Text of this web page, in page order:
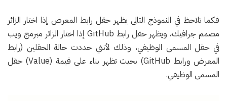
فكما تلاحظ في النموذج التالي يظهر حقل رابط المعرض إذا اختار الزائر
مصمم جرافيك، ويظهر حقل رابط GitHub إذا اختار الزائر مبرمج ويب
في حقل المسمى الوظيفي، وذلك لأنني حددت حالة الحقلين (رابط
المعرض ورابط GitHub) بحيث تظهر بناء على قيمة (Value) حقل
المسمى الوظيفي.